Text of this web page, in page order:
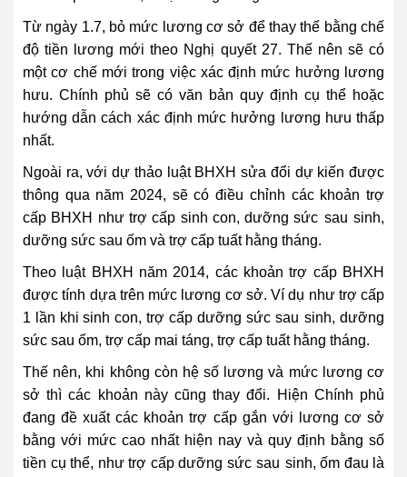
Từ ngày 1.7, bỏ mức lương cơ sở để thay thế bằng chế
độ tiền lương mới theo Nghị quyết 27. Thế nên sẽ có
một cơ chế mới trong việc xác định mức hưởng lương
hưu. Chính phủ sẽ có văn bản quy định cụ thể hoặc
hướng dẫn cách xác định mức hưởng lương hưu thấp
nhất.
Ngoài ra, với dự thảo luật BHXH sửa đổi dự kiến được
thông qua năm 2024, sẽ có điều chỉnh các khoản trợ
cấp BHXH như trợ cấp sinh con, dưỡng sức sau sinh,
dưỡng sức sau ốm và trợ cấp tuất hằng tháng.
Theo luật BHXH năm 2014, các khoản trợ cấp BHXH
được tính dựa trên mức lương cơ sở. Ví dụ như trợ cấp
1 lần khi sinh con, trợ cấp dưỡng sức sau sinh, dưỡng
sức sau ốm, trợ cấp mai táng, trợ cấp tuất hằng tháng.
Thế nên, khi không còn hệ số lương và mức lương cơ
sở thì các khoản này cũng thay đổi. Hiện Chính phủ
đang đề xuất các khoản trợ cấp gắn với lương cơ sở
bằng với mức cao nhất hiện nay và quy định bằng số
tiền cụ thể, như trợ cấp dưỡng sức sau sinh, ốm đau là